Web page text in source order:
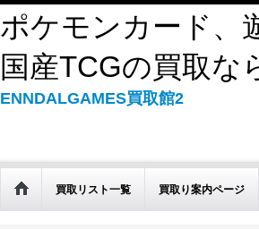
ポケモンカード、
国産TCGの買取な
ENNDALGAMES買取館2
買取リスト一覧 買取り案内ページ